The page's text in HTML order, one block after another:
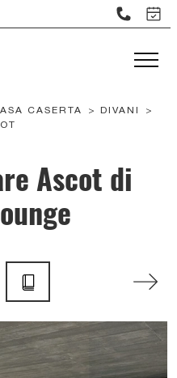
CASERTA > DIVANI
>
Ascot di